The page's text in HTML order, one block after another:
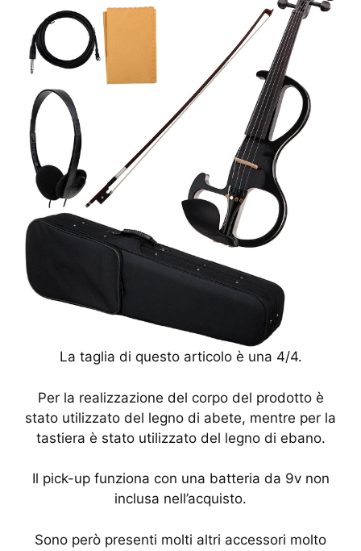
La taglia di questo articolo è una 4/4.
Per la realizzazione del corpo del prodotto è
stato utilizzato del legno di abete, mentre per la
tastiera è stato utilizzato del legno di ebano.
Il pick-up funziona con una batteria da 9v non
inclusa nell’acquisto.
Sono però presenti molti altri accessori molto